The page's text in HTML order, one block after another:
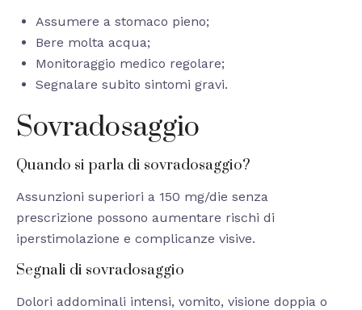
Assumere a stomaco pieno;
Bere molta acqua;
Monitoraggio medico regolare;
Segnalare subito sintomi gravi.
Sovradosaggio
Quando si parla di sovradosaggio?
Assunzioni superiori a 150 mg/die senza
prescrizione possono aumentare rischi di
iperstimolazione e complicanze visive.
Segnali di sovradosaggio
Dolori addominali intensi, vomito, visione doppia o